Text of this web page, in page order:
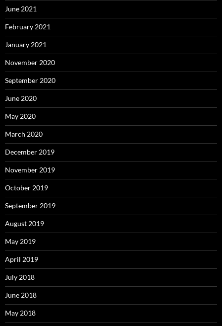
June 2021
February 2021
January 2021
November 2020
September 2020
June 2020
May 2020
March 2020
December 2019
November 2019
October 2019
September 2019
August 2019
May 2019
April 2019
July 2018
June 2018
May 2018